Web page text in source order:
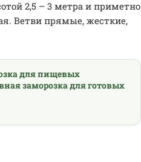
2,5 – 3 метра и приметно
Ветви прямые, жесткие,
для пищевых
заморозка для готовых